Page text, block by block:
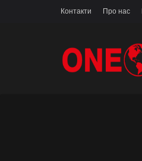
Контакти Про нас